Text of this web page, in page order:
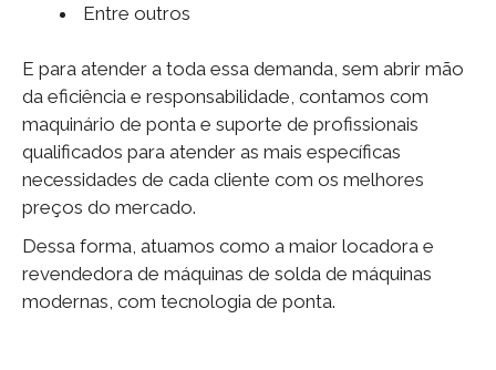
Entre outros
E para atender a toda essa demanda, sem abrir mão
da eficiência e responsabilidade, contamos com
maquinário de ponta e suporte de profissionais
qualificados para atender as mais específicas
necessidades de cada cliente com os melhores
preços do mercado.
Dessa forma, atuamos como a maior locadora e
revendedora de máquinas de solda de máquinas
modernas, com tecnologia de ponta.